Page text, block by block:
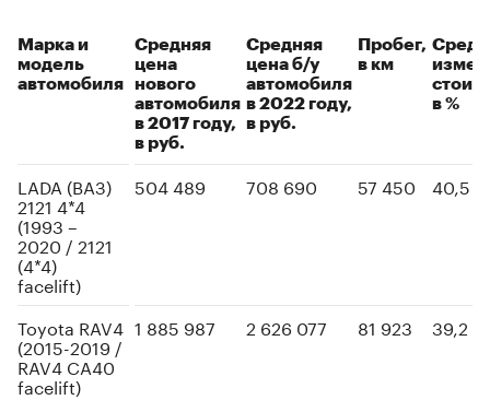
Марка и
модель
автомобиля
Средняя
цена
нового
автомобиля
в 2017 году,
в руб.
Средняя
цена б/у
автомобиля
в 2022 году,
в руб.
Пробег,
в км
в %
LADA (ВАЗ)
2121 4*4
(1993 –
2020 / 2121
(4*4)
facelift)
504 489 708 690 57 450 40,5
Toyota RAV4
(2015-2019 /
RAV4 CA40
facelift)
1 885 987 2 626 077 81 923 39,2